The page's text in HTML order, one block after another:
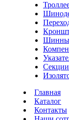
Главная
Каталог
Контакты